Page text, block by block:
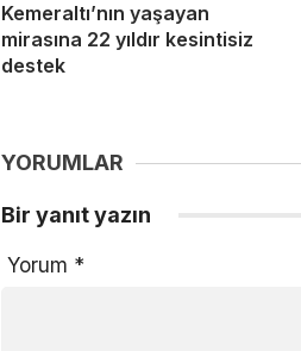
Kemeraltı’nın yaşayan
mirasına 22 yıldır kesintisiz
destek
YORUMLAR
Bir yanıt yazın
Yorum *